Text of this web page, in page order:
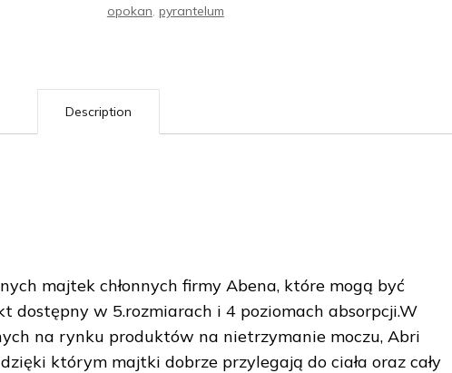
opokan, pyrantelum
Description
majtek chłonnych firmy Abena, które mogą być
dostępny w 5.rozmiarach i 4 poziomach absorpcji.W
na rynku produktów na nietrzymanie moczu, Abri
którym majtki dobrze przylegają do ciała oraz cały